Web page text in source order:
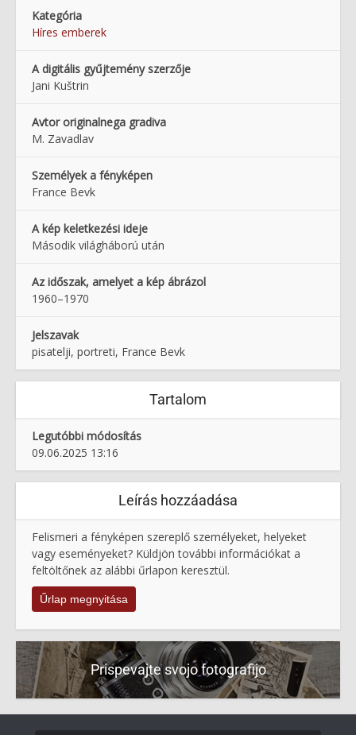
Kategória
Híres emberek
A digitális gyűjtemény szerzője
Jani Kuštrin
Avtor originalnega gradiva
M. Zavadlav
Személyek a fényképen
France Bevk
A kép keletkezési ideje
Második világháború után
Az időszak, amelyet a kép ábrázol
1960–1970
Jelszavak
pisatelji, portreti, France Bevk
Tartalom
Legutóbbi módosítás
09.06.2025 13:16
Leírás hozzáadása
Felismeri a fényképen szereplő személyeket, helyeket
vagy eseményeket? Küldjön további információkat a
feltöltőnek az alábbi űrlapon keresztül.
Űrlap megnyitása
Prispevajte svojo fotografijo